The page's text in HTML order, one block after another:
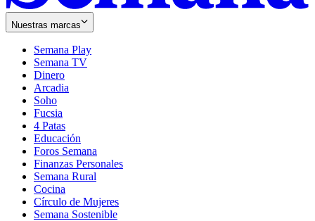
Nuestras marcas
Semana Play
Semana TV
Dinero
Arcadia
Soho
in
new
window
Fucsia
in
new
window
4 Patas
Educación
Foros Semana
Finanzas Personales
Semana Rural
Cocina
Círculo de Mujeres
Semana Sostenible